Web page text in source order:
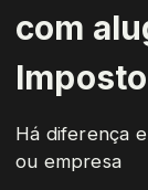
com
Há diferença
ou empresa